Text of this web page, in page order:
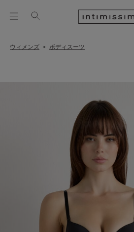
ウィメンズ ボディスーツ